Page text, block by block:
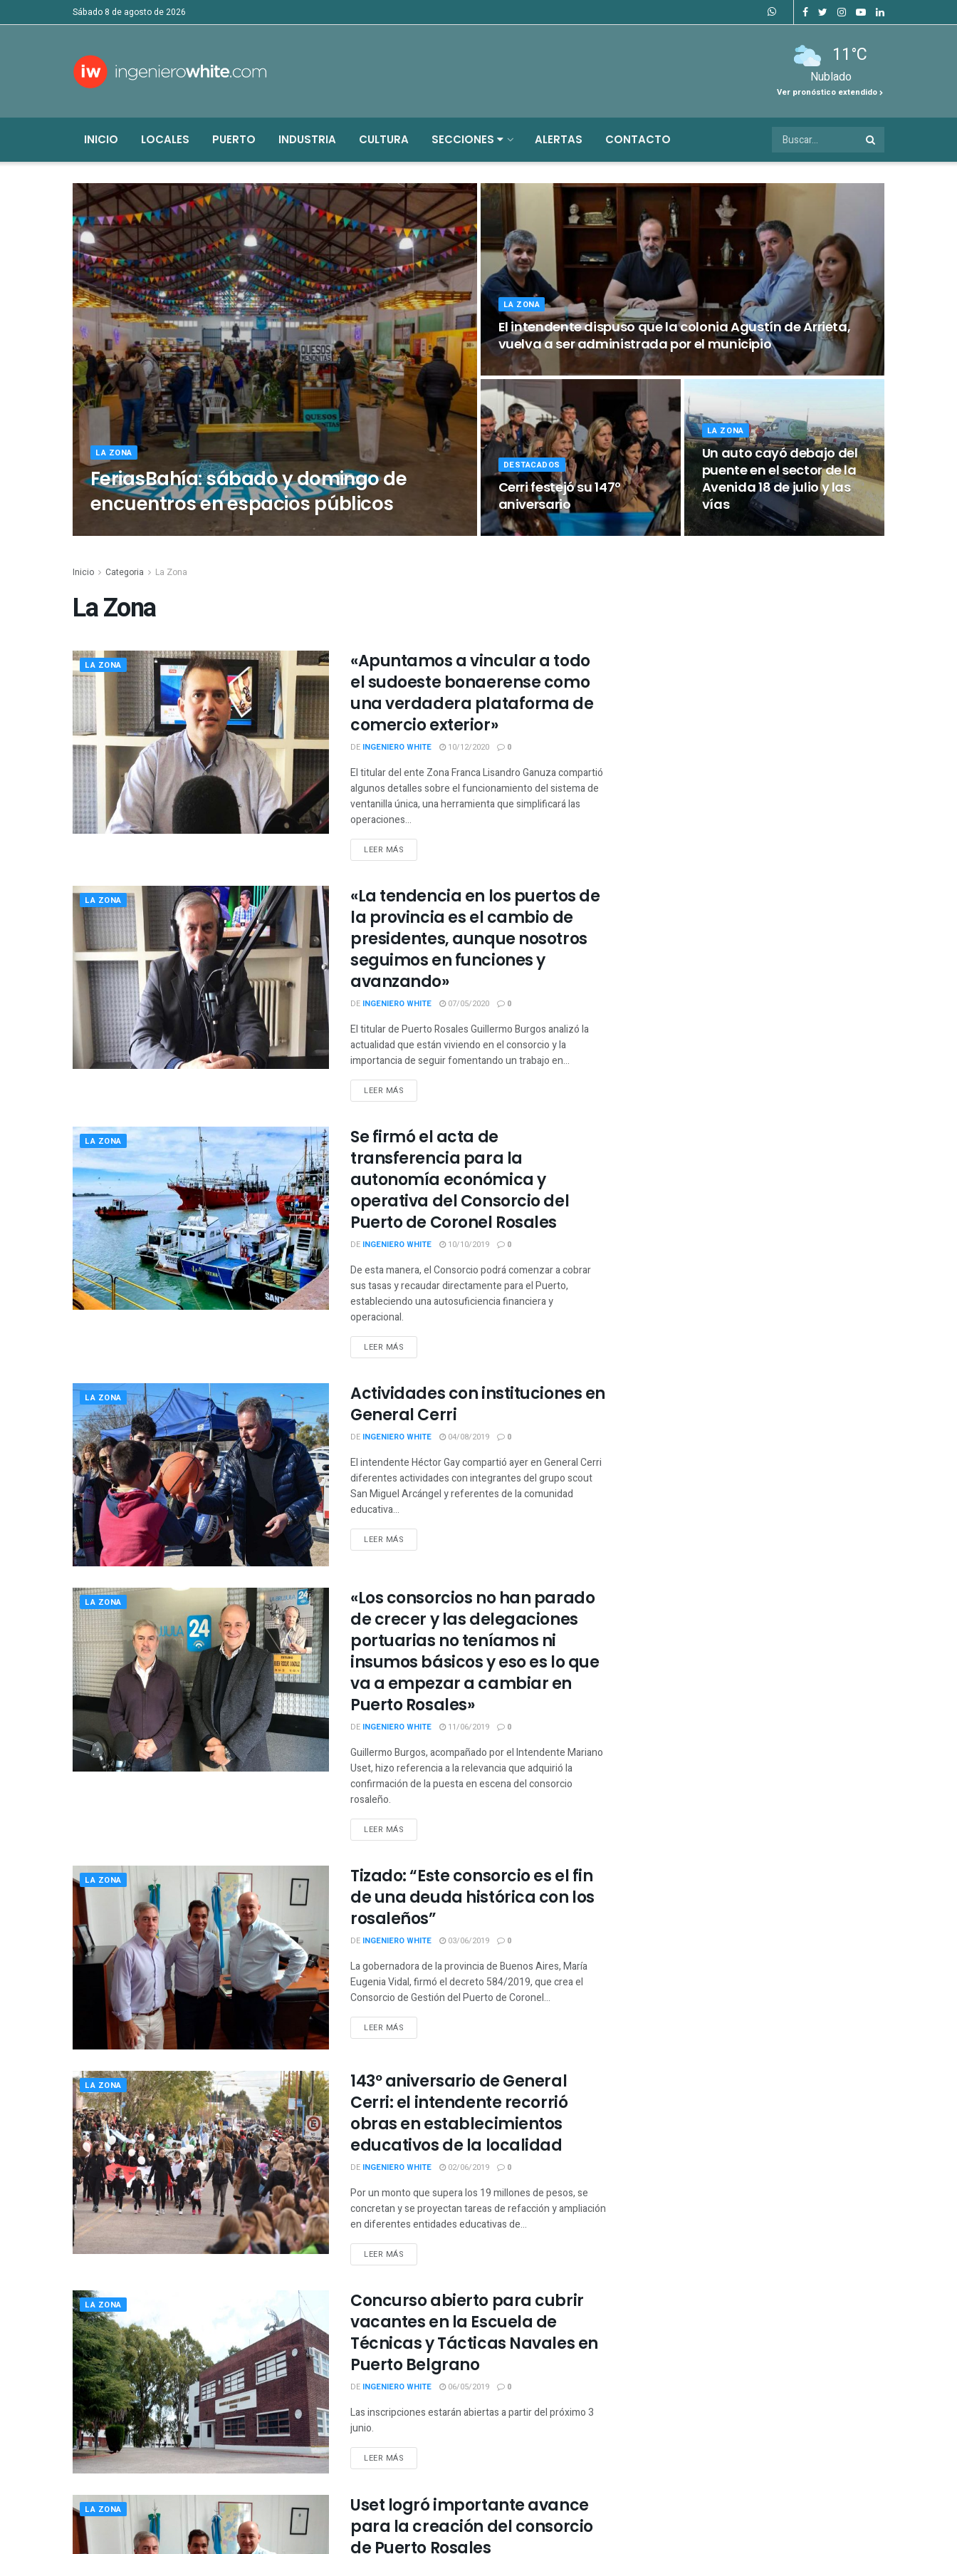
sábado 8 de agosto de 2026
11°C
Nublado
Ver pronóstico extendido
INICIO LOCALES PUERTO INDUSTRIA CULTURA SECCIONES ALERTAS CONTACTO
LA ZONA
FeriasBahía: sábado y domingo de
encuentros en espacios públicos
LA ZONA
El intendente dispuso que la colonia Agustín de Arrieta,
vuelva a ser administrada por el municipio
DESTACADOS
Cerri festejó su 147º
aniversario
LA ZONA
Un auto cayó debajo del
puente en el sector de la
Avenida 18 de julio y las
vías
Inicio Categoria La Zona
La Zona
LA ZONA
«Apuntamos a vincular a todo
el sudoeste bonaerense como
una verdadera plataforma de
comercio exterior»
DE INGENIERO WHITE 10/12/2020 0
El titular del ente Zona Franca Lisandro Ganuza compartió
algunos detalles sobre el funcionamiento del sistema de
ventanilla única, una herramienta que simplificará las
operaciones...
LEER MÁS
LA ZONA
«La tendencia en los puertos de
la provincia es el cambio de
presidentes, aunque nosotros
seguimos en funciones y
avanzando»
DE INGENIERO WHITE 07/05/2020 0
El titular de Puerto Rosales Guillermo Burgos analizó la
actualidad que están viviendo en el consorcio y la
importancia de seguir fomentando un trabajo en...
LEER MÁS
LA ZONA
Se firmó el acta de
transferencia para la
autonomía económica y
operativa del Consorcio del
Puerto de Coronel Rosales
DE INGENIERO WHITE 10/10/2019 0
De esta manera, el Consorcio podrá comenzar a cobrar
sus tasas y recaudar directamente para el Puerto,
estableciendo una autosuficiencia financiera y
operacional.
LEER MÁS
LA ZONA
Actividades con instituciones en
General Cerri
DE INGENIERO WHITE 04/08/2019 0
El intendente Héctor Gay compartió ayer en General Cerri
diferentes actividades con integrantes del grupo scout
San Miguel Arcángel y referentes de la comunidad
educativa...
LEER MÁS
LA ZONA
«Los consorcios no han parado
de crecer y las delegaciones
portuarias no teníamos ni
insumos básicos y eso es lo que
va a empezar a cambiar en
Puerto Rosales»
DE INGENIERO WHITE 11/06/2019 0
Guillermo Burgos, acompañado por el Intendente Mariano
Uset, hizo referencia a la relevancia que adquirió la
confirmación de la puesta en escena del consorcio
rosaleño.
LEER MÁS
LA ZONA
Tizado: “Este consorcio es el fin
de una deuda histórica con los
rosaleños”
DE INGENIERO WHITE 03/06/2019 0
La gobernadora de la provincia de Buenos Aires, María
Eugenia Vidal, firmó el decreto 584/2019, que crea el
Consorcio de Gestión del Puerto de Coronel...
LEER MÁS
LA ZONA
143º aniversario de General
Cerri: el intendente recorrió
obras en establecimientos
educativos de la localidad
DE INGENIERO WHITE 02/06/2019 0
Por un monto que supera los 19 millones de pesos, se
concretan y se proyectan tareas de refacción y ampliación
en diferentes entidades educativas de...
LEER MÁS
LA ZONA
Concurso abierto para cubrir
vacantes en la Escuela de
Técnicas y Tácticas Navales en
Puerto Belgrano
DE INGENIERO WHITE 06/05/2019 0
Las inscripciones estarán abiertas a partir del próximo 3
junio.
LEER MÁS
LA ZONA
Uset logró importante avance
para la creación del consorcio
de Puerto Rosales